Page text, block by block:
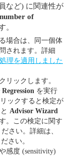
など) に関連性が
of
。
場合は、同一個体
されます。詳細
理を適用しました
リックします。
を実行
ックすると検定が
Advisor Wizard
。この検定に関す
さい。詳細は、
さい。
感度 (sensitivity)